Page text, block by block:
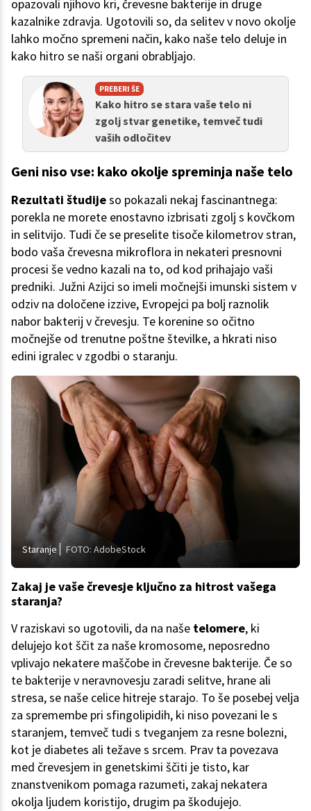
opazovali njihovo kri, črevesne bakterije in druge
kazalnike zdravja. Ugotovili so, da selitev v novo okolje
lahko močno spremeni način, kako naše telo deluje in
kako hitro se naši organi obrabljajo.
PREBERI ŠE
Kako hitro se stara vaše telo ni
zgolj stvar genetike, temveč tudi
vaših odločitev
Geni niso vse: kako okolje spreminja naše telo
Rezultati študijeso pokazali nekaj fascinantnega:
porekla ne morete enostavno izbrisati zgolj s kovčkom
in selitvijo. Tudi če se preselite tisoče kilometrov stran,
bodo vaša črevesna mikroflora in nekateri presnovni
procesi še vedno kazali na to, od kod prihajajo vaši
predniki. Južni Azijci so imeli močnejši imunski sistem v
odziv na določene izzive, Evropejci pa bolj raznolik
nabor bakterij v črevesju. Te korenine so očitno
močnejše od trenutne poštne številke, a hkrati niso
edini igralec v zgodbi o staranju.
Staranje FOTO: AdobeStock
Zakaj je vaše črevesje ključno za hitrost vašega
staranja?
V raziskavi so ugotovili, da na naše telomere, ki
delujejo kot ščit za naše kromosome, neposredno
vplivajo nekatere maščobe in črevesne bakterije. Če so
te bakterije v neravnovesju zaradi selitve, hrane ali
stresa, se naše celice hitreje starajo. To še posebej velja
za spremembe pri sfingolipidih, ki niso povezani le s
staranjem, temveč tudi s tveganjem za resne bolezni,
kot je diabetes ali težave s srcem. Prav ta povezava
med črevesjem in genetskimi ščiti je tisto, kar
znanstvenikom pomaga razumeti, zakaj nekatera
okolja ljudem koristijo, drugim pa škodujejo.